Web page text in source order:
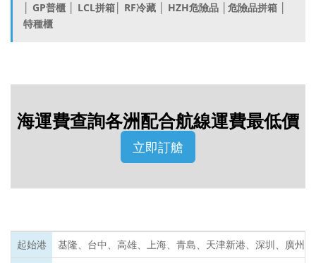
│ GP普櫃 │ LCL拼箱│ RF冷藏 │ HZH危險品 │危險品拼箱 │
特種櫃
海運費查詢各洲配合航線運費最低價
立即訂艙
起始港
基隆、台中、高雄、上海、青島、天津新港、深圳、廣州